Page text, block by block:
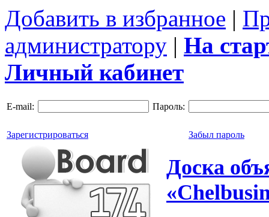
Добавить в избранное |
администратору | На
Личный кабинет
E-mail: Пароль:
Зарегистрироваться Забыл пароль
Доска